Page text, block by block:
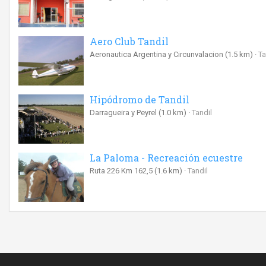
Aero Club Tandil
Aeronautica Argentina y Circunvalacion (1.5 km)
Hipódromo de Tandil
Darragueira y Peyrel (1.0 km) Tandil
La Paloma - Recreación ecuestre
Ruta 226 Km 162,5 (1.6 km) Tandil